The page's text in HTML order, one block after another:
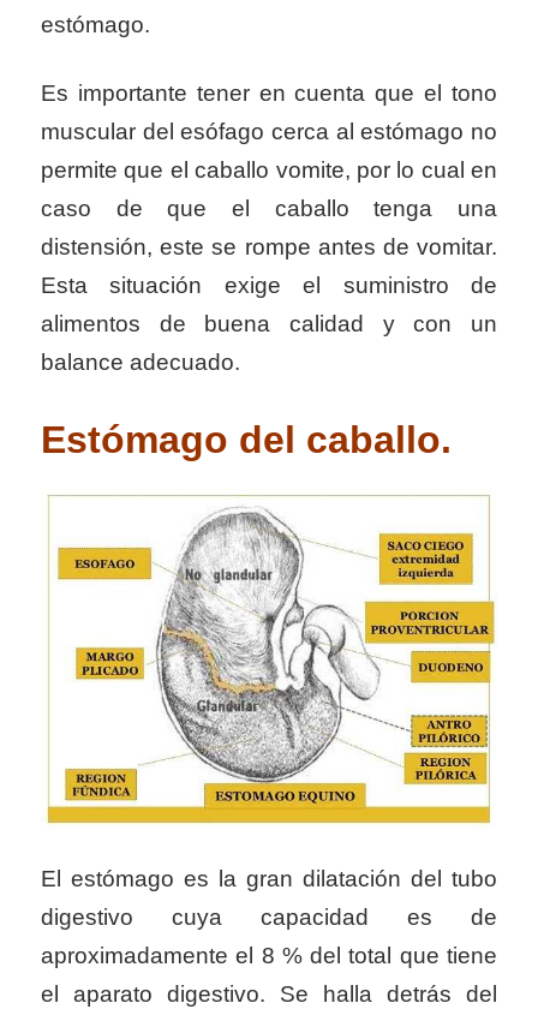
estómago.
Es importante tener en cuenta que el tono
muscular del esófago cerca al estómago no
permite que el caballo vomite, por lo cual en
caso de que el caballo tenga una
distensión, este se rompe antes de vomitar.
Esta situación exige el suministro de
alimentos de buena calidad y con un
balance adecuado.
Estómago del caballo.
El estómago es la gran dilatación del tubo
digestivo cuya capacidad es de
aproximadamente el 8 % del total que tiene
el aparato digestivo. Se halla detrás del